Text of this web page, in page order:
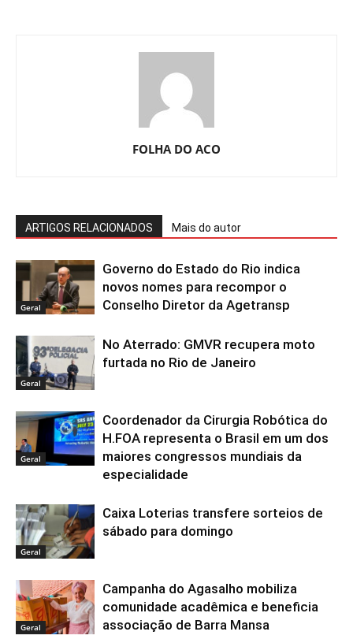
FOLHA DO ACO
ARTIGOS RELACIONADOS Mais do autor
Geral
Governo do Estado do Rio indica
novos nomes para recompor o
Conselho Diretor da Agetransp
Geral
No Aterrado: GMVR recupera moto
furtada no Rio de Janeiro
Geral
Coordenador da Cirurgia Robótica do
H.FOA representa o Brasil em um dos
maiores congressos mundiais da
especialidade
Geral
Caixa Loterias transfere sorteios de
sábado para domingo
Geral
Campanha do Agasalho mobiliza
comunidade acadêmica e beneficia
associação de Barra Mansa